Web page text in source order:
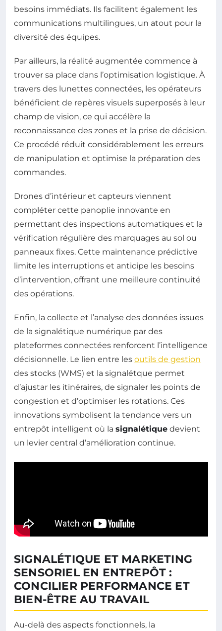
besoins immédiats. Ils facilitent également les
communications multilingues, un atout pour la
diversité des équipes.
Par ailleurs, la réalité augmentée commence à
trouver sa place dans l’optimisation logistique. À
travers des lunettes connectées, les opérateurs
bénéficient de repères visuels superposés à leur
champ de vision, ce qui accélère la
reconnaissance des zones et la prise de décision.
Ce procédé réduit considérablement les erreurs
de manipulation et optimise la préparation des
commandes.
Drones d’intérieur et capteurs viennent
compléter cette panoplie innovante en
permettant des inspections automatiques et la
vérification régulière des marquages au sol ou
panneaux fixes. Cette maintenance prédictive
limite les interruptions et anticipe les besoins
d’intervention, offrant une meilleure continuité
des opérations.
Enfin, la collecte et l’analyse des données issues
de la signalétique numérique par des
plateformes connectées renforcent l’intelligence
décisionnelle. Le lien entre les outils de gestion
des stocks (WMS) et la signalétque permet
d’ajustar les itinéraires, de signaler les points de
congestion et d’optimiser les rotations. Ces
innovations symbolisent la tendance vers un
entrepôt intelligent où la signalétique devient
un levier central d’amélioration continue.
SIGNALÉTIQUE ET MARKETING
SENSORIEL EN ENTREPÔT :
CONCILIER PERFORMANCE ET
BIEN-ÊTRE AU TRAVAIL
Au-delà des aspects fonctionnels, la